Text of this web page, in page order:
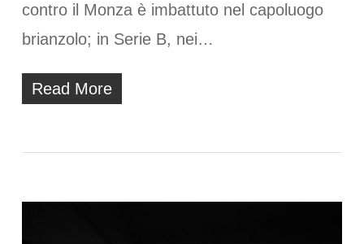
contro il Monza è imbattuto nel capoluogo
brianzolo; in Serie B, nei…
Read More